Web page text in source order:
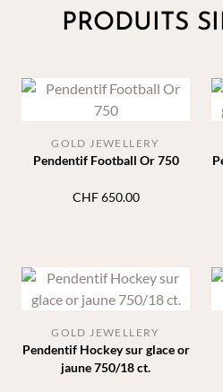
PRODUITS
Pendentif Football Or 750
GOLD JEWELLERY
CHF650.00
Pendentif Hockey sur glace or
jaune 750/18 ct.
GOLD JEWELLERY